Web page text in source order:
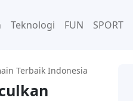
Teknologi FUN SPORT
Terbaik Indonesia